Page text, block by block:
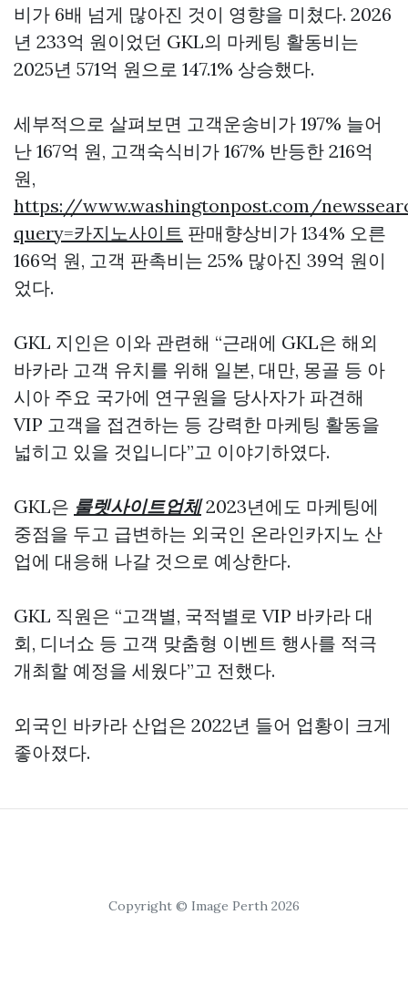
비가 6배 넘게 많아진 것이 영향을 미쳤다. 2026
년 233억 원이었던 GKL의 마케팅 활동비는
2025년 571억 원으로 147.1% 상승했다.
세부적으로 살펴보면 고객운송비가 197% 늘어
난 167억 원, 고객숙식비가 167% 반등한 216억
원,
https://www.washingtonpost.com/
query=카지노사이트 판매향상비가 134% 오른
166억 원, 고객 판촉비는 25% 많아진 39억 원이
었다.
GKL 지인은 이와 관련해 “근래에 GKL은 해외
바카라 고객 유치를 위해 일본, 대만, 몽골 등 아
시아 주요 국가에 연구원을 당사자가 파견해
VIP 고객을 접견하는 등 강력한 마케팅 활동을
넓히고 있을 것입니다”고 이야기하였다.
GKL은 룰렛사이트업체2023년에도 마케팅에
중점을 두고 급변하는 외국인 온라인카지노 산
업에 대응해 나갈 것으로 예상한다.
GKL 직원은 “고객별, 국적별로 VIP 바카라 대
회, 디너쇼 등 고객 맞춤형 이벤트 행사를 적극
개최할 예정을 세웠다”고 전했다.
외국인 바카라 산업은 2022년 들어 업황이 크게
좋아졌다.
Copyright © Image Perth 2026